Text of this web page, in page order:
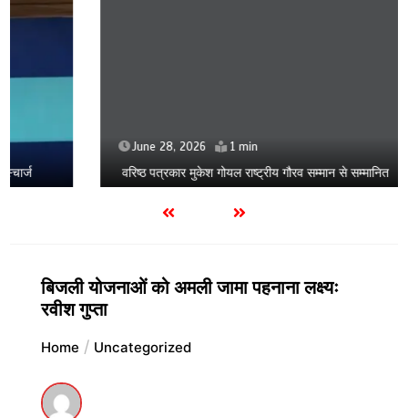
June 28, 2026 1 min
वरिष्ठ पत्रकार मुकेश गोयल राष्ट्रीय गौरव सम्मान से सम्मानित
बिजली योजनाओं को अमली जामा पहनाना लक्ष्यः
रवीश गुप्ता
Home Uncategorized